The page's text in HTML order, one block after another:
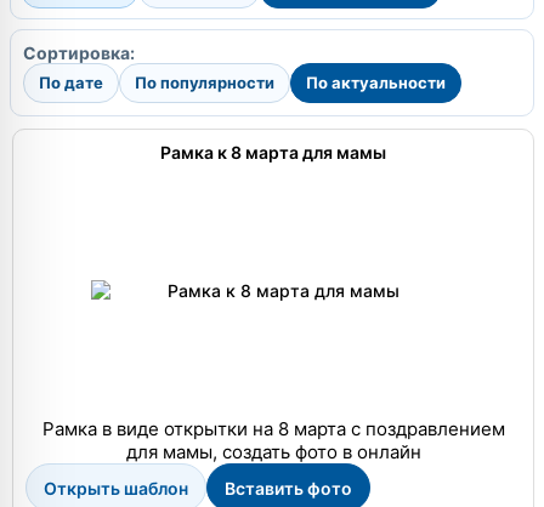
Сортировка:
По дате По популярности По актуальности
Рамка к 8 марта для мамы
Рамка в виде открытки на 8 марта с поздравлением
для мамы, создать фото в онлайн
Открыть шаблон Вставить фото